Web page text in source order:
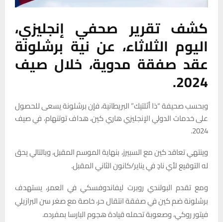
كشف تقرير صحفي إنجليزي،
اليوم الثلاثاء، عن نية برشلونة
عقد صفقة مدوية، خلال صيف
2024.
وبحسب صحيفة “ذا أثلتيك” البريطانية، فإن برشلونة يسعى للحصول
على خدمات الدولي الإنجليزي هاري كين، هداف توتنهام، في صيف
2024.
وينتهي تعاقد كين مع السبيرز، بنهاية الموسم المقبل، وبالتالي يحق
له التوقيع لأي نادٍ في يناير/كانون الثاني المقبل.
ومع تقدم البولندي روبرت ليفاندوفسكي في العمر، يستهدف
برشلونة ضم كين في صفقة انتقال حر، خاصة مع صغر سن البرازيلي
فيتور روكي، وصعوبة تحمله قيادة هجوم البارسا بمفرده.